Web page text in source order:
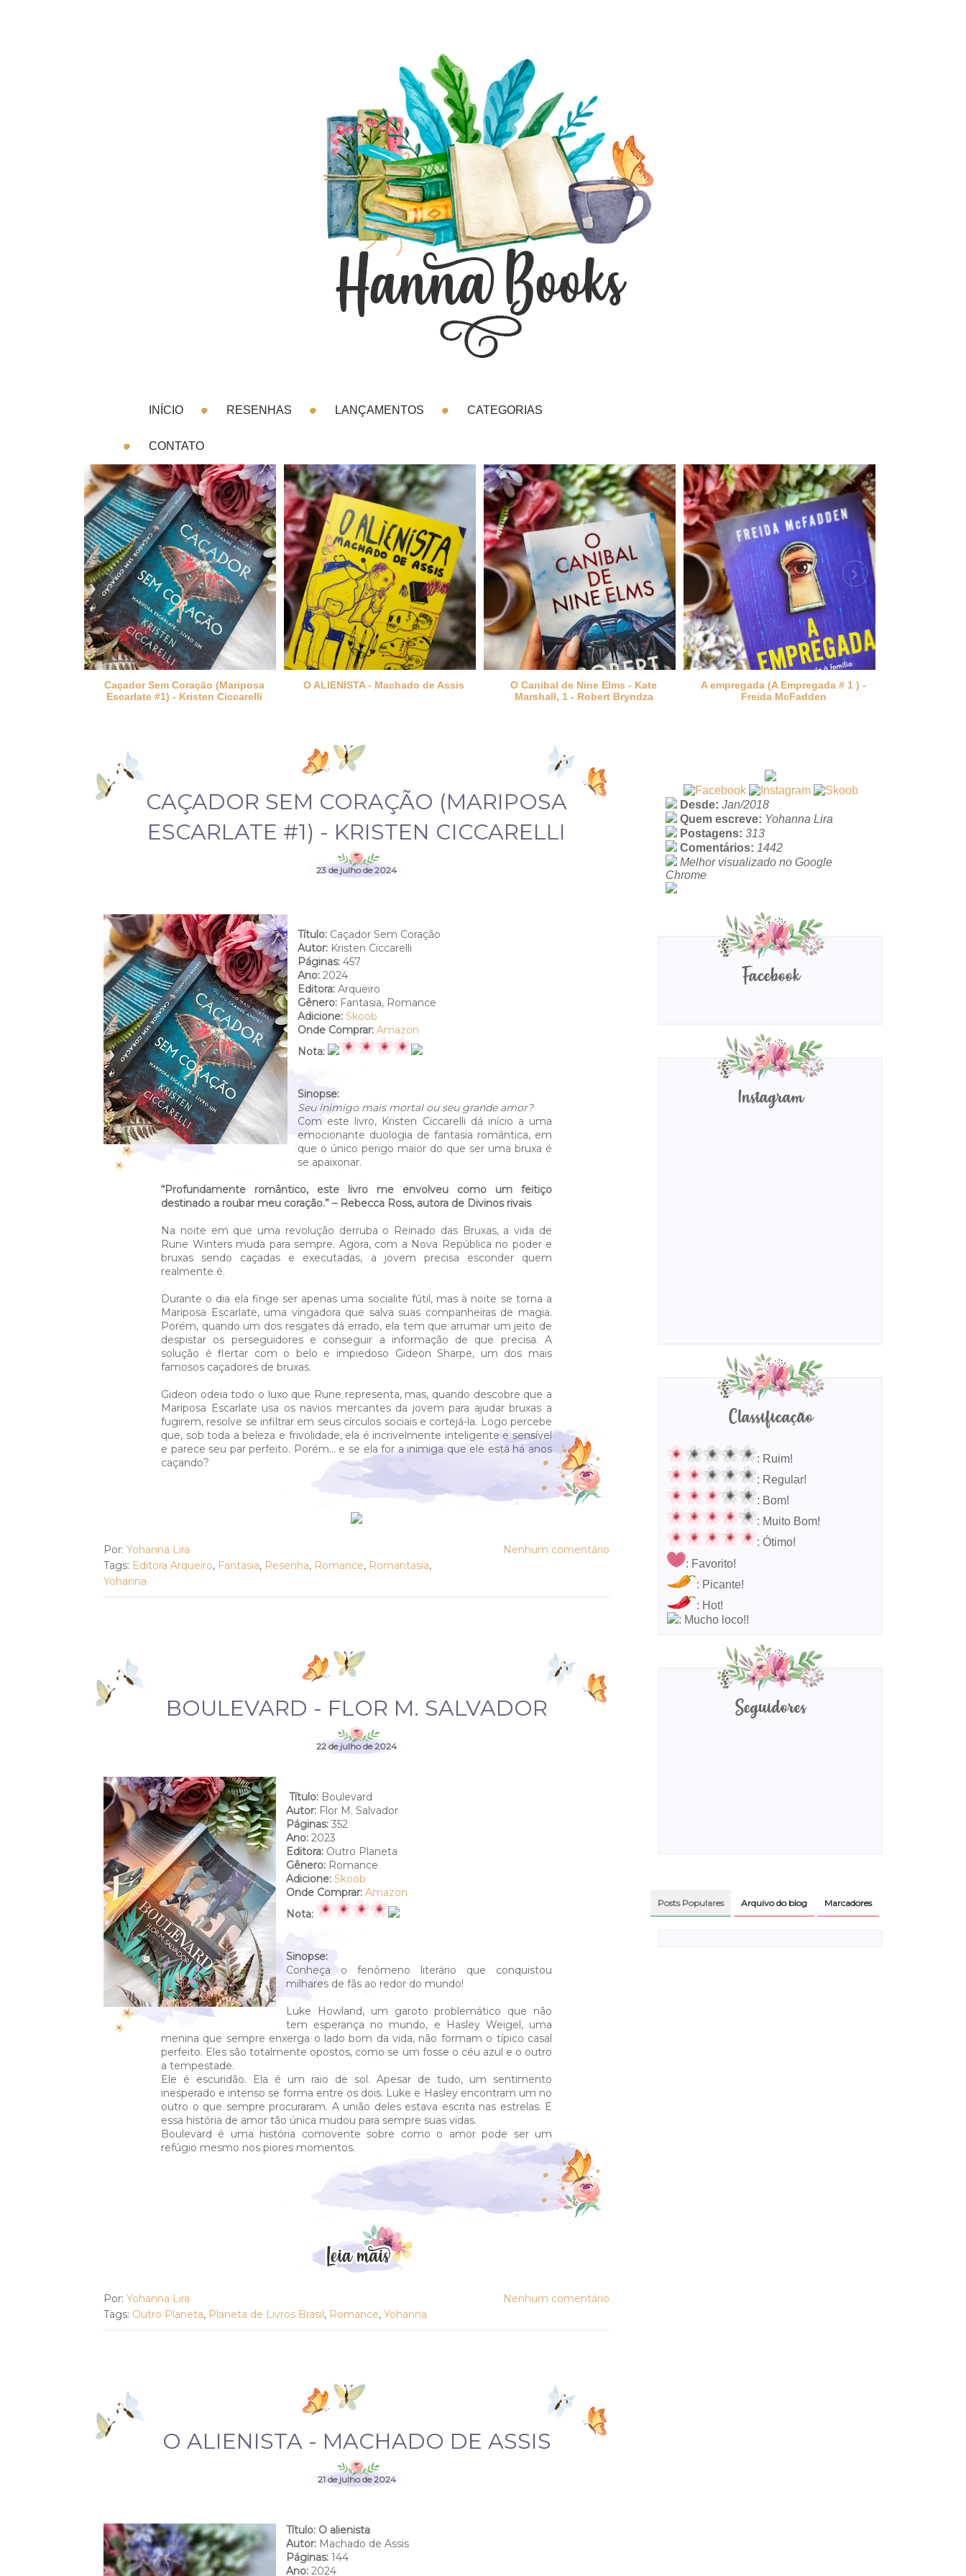
INÍCIO RESENHAS LANÇAMENTOS CATEGORIAS
CONTATO
O ALIENISTA - Machado de Assis
O Canibal de Nine Elms - Kate
A empregada (A Empregada # 1 ) -
Freida McFadden
Xeque-mate - Ali Hazelwood
CAÇADOR SEM CORAÇÃO (MARIPOSA
ESCARLATE #1) - KRISTEN CICCARELLI
23 de julho de 2024
Título: Caçador Sem Coração
Autor: Kristen Ciccarelli
Páginas: 457
Ano: 2024
Editora: Arqueiro
Gênero: Fantasia, Romance
Adicione: Skoob
Onde Comprar: Amazon
Nota:
Sinopse:
Seu inimigo mais mortal ou seu grande amor?
Com este livro, Kristen Ciccarelli dá início a uma
emocionante duologia de fantasia romântica, em
que o único perigo maior do que ser uma bruxa é
se apaixonar.
“Profundamente romântico, este livro me envolveu como um feitiço
destinado a roubar meu coração.” – Rebecca Ross, autora de Divinos rivais
Na noite em que uma revolução derruba o Reinado das Bruxas, a vida de
Rune Winters muda para sempre. Agora, com a Nova República no poder e
bruxas sendo caçadas e executadas, a jovem precisa esconder quem
realmente é.
Durante o dia ela finge ser apenas uma socialite fútil, mas à noite se torna a
Mariposa Escarlate, uma vingadora que salva suas companheiras de magia.
Porém, quando um dos resgates dá errado, ela tem que arrumar um jeito de
despistar os perseguidores e conseguir a informação de que precisa. A
solução é flertar com o belo e impiedoso Gideon Sharpe, um dos mais
famosos caçadores de bruxas.
Gideon odeia todo o luxo que Rune representa, mas, quando descobre que a
Mariposa Escarlate usa os navios mercantes da jovem para ajudar bruxas a
fugirem, resolve se infiltrar em seus círculos sociais e cortejá-la. Logo percebe
que, sob toda a beleza e frivolidade, ela é incrivelmente inteligente e sensível
e parece seu par perfeito. Porém... e se ela for a inimiga que ele está há anos
caçando?
Por: Yohanna Lira
Nenhum comentário
Tags: Editora Arqueiro, Fantasia, Resenha, Romance, Romantasia,
Yohanna
BOULEVARD - FLOR M. SALVADOR
22 de julho de 2024
Título: Boulevard
Autor: Flor M. Salvador
Páginas: 352
Ano: 2023
Editora: Outro Planeta
Gênero: Romance
Adicione: Skoob
Onde Comprar: Amazon
Nota:
Sinopse:
Conheça o fenômeno literário que conquistou
milhares de fãs ao redor do mundo!
Luke Howland, um garoto problemático que não
tem esperança no mundo, e Hasley Weigel, uma
menina que sempre enxerga o lado bom da vida, não formam o típico casal
perfeito. Eles são totalmente opostos, como se um fosse o céu azul e o outro
a tempestade.
Ele é escuridão. Ela é um raio de sol. Apesar de tudo, um sentimento
inesperado e intenso se forma entre os dois. Luke e Hasley encontram um no
outro o que sempre procuraram. A união deles estava escrita nas estrelas. E
essa história de amor tão única mudou para sempre suas vidas.
Boulevard é uma história comovente sobre como o amor pode ser um
refúgio mesmo nos piores momentos.
Por: Yohanna Lira
Nenhum comentário
Tags: Outro Planeta, Planeta de Livros Brasil, Romance, Yohanna
O ALIENISTA - MACHADO DE ASSIS
21 de julho de 2024
Título: O alienista
Autor: Machado de Assis
Páginas: 144
Ano: 2024
Desde: Jan/2018
Quem escreve: Yohanna Lira
Postagens: 313
Comentários: 1442
Melhor visualizado no Google
Chrome
Facebook
Instagram
Classificação
: Ruim!
: Regular!
: Bom!
: Muito Bom!
: Ótimo!
: Favorito!
: Picante!
: Hot!
: Mucho loco!!
Seguidores
Posts Populares Arquivo do blog Marcadores